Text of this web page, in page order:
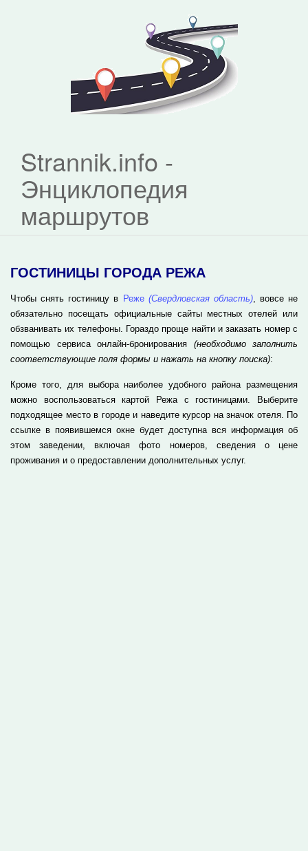
Strannik.info -
Энциклопедия
маршрутов
ГОСТИНИЦЫ ГОРОДА РЕЖА
Чтобы снять гостиницу в Реже(Свердловская область), вовсе не
обязательно посещать официальные сайты местных отелей или
обзванивать их телефоны. Гораздо проще найти и заказать номер с
помощью сервиса онлайн-бронирования (необходимо заполнить
соответствующие поля формы и нажать на кнопку поиска):
Кроме того, для выбора наиболее удобного района размещения
можно воспользоваться картой Режа с гостиницами. Выберите
подходящее место в городе и наведите курсор на значок отеля. По
ссылке в появившемся окне будет доступна вся информация об
этом заведении, включая фото номеров, сведения о цене
проживания и о предоставлении дополнительных услуг.